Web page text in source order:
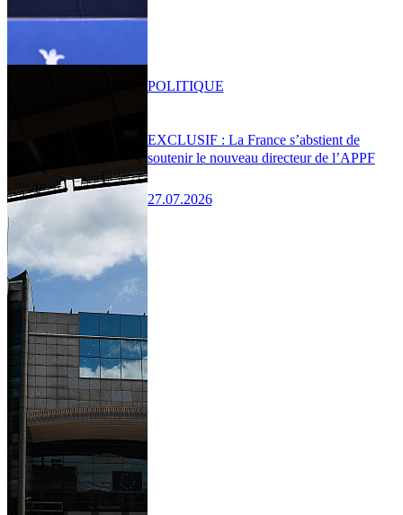
EXCLUSIF : La France s’abstient de
soutenir le nouveau directeur de l’APPF
27.07.2026
POLITIQUE